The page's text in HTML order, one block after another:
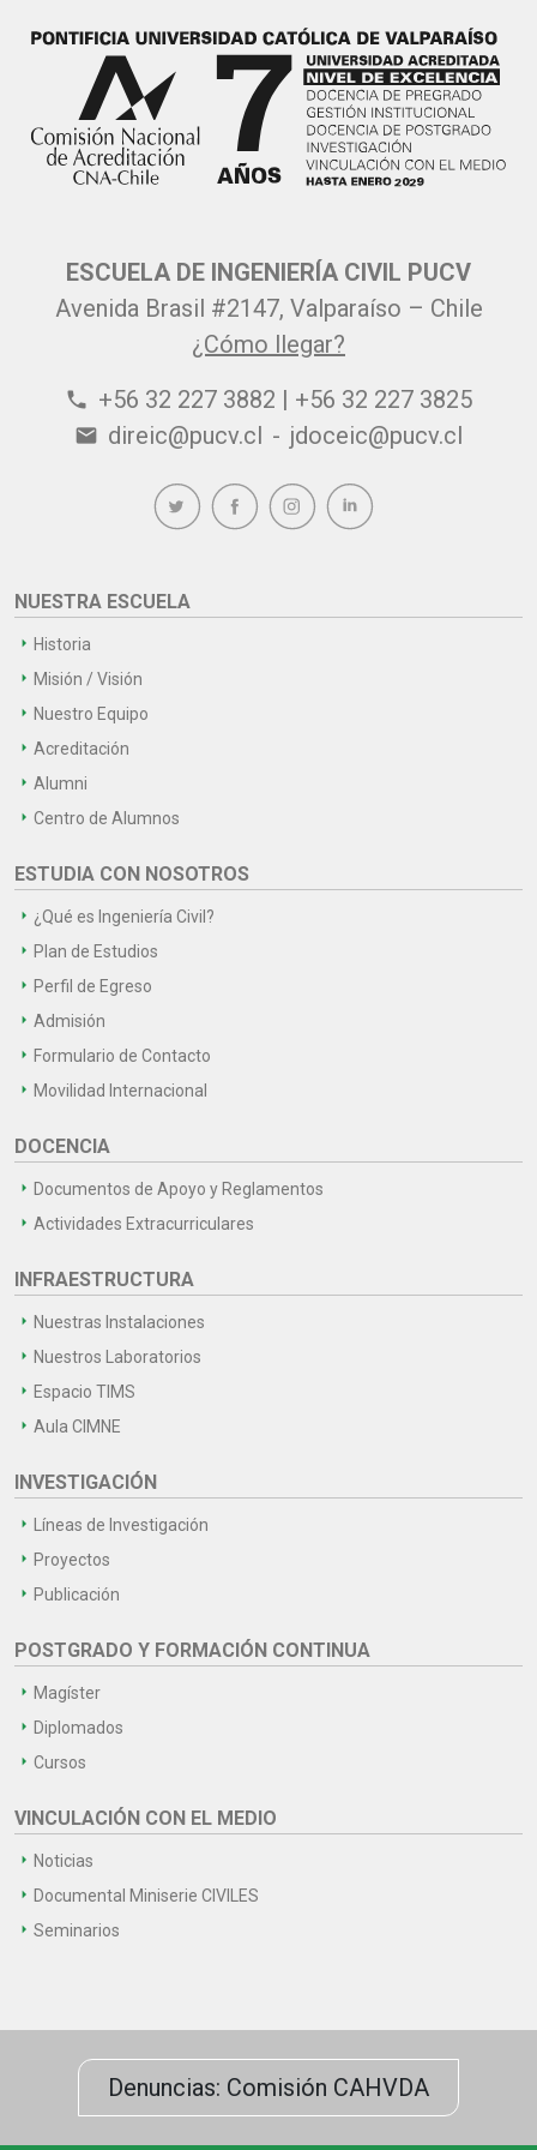
ESCUELA DE INGENIERÍA CIVIL PUCV
Avenida Brasil #2147, Valparaíso – Chile
¿Cómo llegar?
phone +56 32 227 3882 | +56 32 227 3825
email direic@pucv.cl - jdoceic@pucv.cl
NUESTRA ESCUELA
Historia
Misión / Visión
Nuestro Equipo
Acreditación
Alumni
Centro de Alumnos
ESTUDIA CON NOSOTROS
¿Qué es Ingeniería Civil?
Plan de Estudios
Perfil de Egreso
Admisión
Formulario de Contacto
Movilidad Internacional
DOCENCIA
Documentos de Apoyo y Reglamentos
Actividades Extracurriculares
INFRAESTRUCTURA
Nuestras Instalaciones
Nuestros Laboratorios
Espacio TIMS
Aula CIMNE
INVESTIGACIÓN
Líneas de Investigación
Proyectos
Publicación
POSTGRADO Y FORMACIÓN CONTINUA
Magíster
Diplomados
Cursos
VINCULACIÓN CON EL MEDIO
Noticias
Documental Miniserie CIVILES
Seminarios
Denuncias: Comisión CAHVDA